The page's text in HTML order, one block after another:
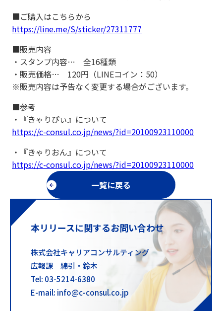
■ご購入はこちらから
https://line.me/S/sticker/27311777
■販売内容
・スタンプ内容… 全16種類
・販売価格… 120円（LINEコイン：50）
※販売内容は予告なく変更する場合がございます。
■参考
・『きゃりぴぃ』について
https://c-consul.co.jp/news/?id=20100923110000
・『きゃりおん』について
https://c-consul.co.jp/news/?id=20100923110000
一覧に戻る
本リリースに関するお問い合わせ
株式会社キャリアコンサルティング
広報課 綿引・鈴木
Tel: 03-5214-6380
E-mail: info@c-consul.co.jp